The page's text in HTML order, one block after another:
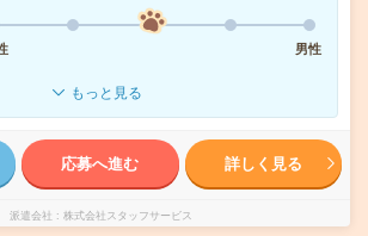
男性
もっと見る
応募へ進む 詳しく見る
派遣会社 株式会社スタッフサービス